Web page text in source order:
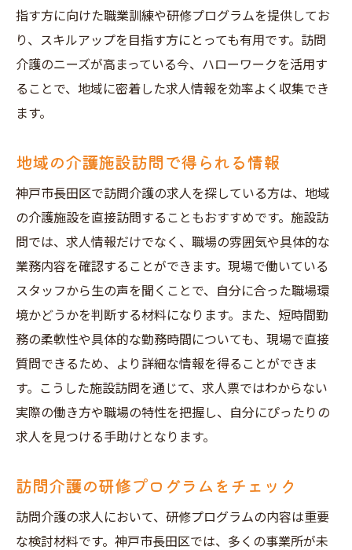
指す方に向けた職業訓練や研修プログラムを提供してお
り、スキルアップを目指す方にとっても有用です。訪問
介護のニーズが高まっている今、ハローワークを活用す
ることで、地域に密着した求人情報を効率よく収集でき
ます。
地域の介護施設訪問で得られる情報
神戸市長田区で訪問介護の求人を探している方は、地域
の介護施設を直接訪問することもおすすめです。施設訪
問では、求人情報だけでなく、職場の雰囲気や具体的な
業務内容を確認することができます。現場で働いている
スタッフから生の声を聞くことで、自分に合った職場環
境かどうかを判断する材料になります。また、短時間勤
務の柔軟性や具体的な勤務時間についても、現場で直接
質問できるため、より詳細な情報を得ることができま
す。こうした施設訪問を通じて、求人票ではわからない
実際の働き方や職場の特性を把握し、自分にぴったりの
求人を見つける手助けとなります。
訪問介護の研修プログラムをチェック
訪問介護の求人において、研修プログラムの内容は重要
な検討材料です。神戸市長田区では、多くの事業所が未